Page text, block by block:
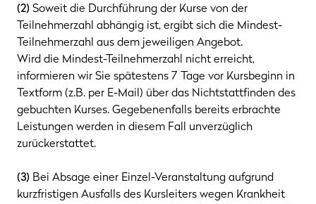
(2) Soweit die Durchführung der Kurse von der
Teilnehmerzahl abhängig ist, ergibt sich die Mindest-
Teilnehmerzahl aus dem jeweiligen Angebot.
Wird die Mindest-Teilnehmerzahl nicht erreicht,
informieren wir Sie spätestens 7 Tage vor Kursbeginn in
Textform (z.B. per E-Mail) über das Nichtstattfinden des
gebuchten Kurses. Gegebenenfalls bereits erbrachte
Leistungen werden in diesem Fall unverzüglich
zurückerstattet.
(3) Bei Absage einer Einzel-Veranstaltung aufgrund
kurzfristigen Ausfalls des Kursleiters wegen Krankheit